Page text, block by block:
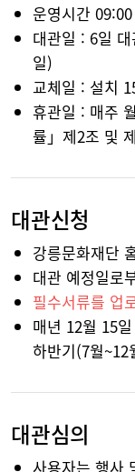
운영시간
대관일 : 6일
일)
교체일 : 설치
휴관일 : 매주
률」제2조 및
대관신청
강릉문화재단
대관 예정일로
필수서류를 업
매년 12월 15
하반기(7월~12
대관심의
사용자는 행사